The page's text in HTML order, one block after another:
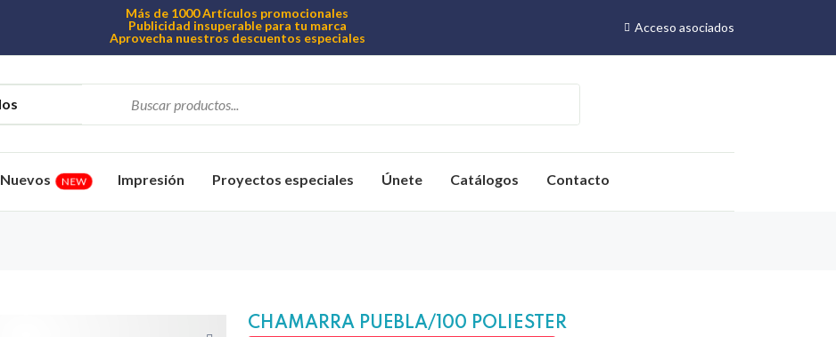
Más de 1000 Artículos promocionales
Publicidad insuperable para tu marca
Aprovecha nuestros descuentos especiales
Acceso asociados
Nuevos NEW Impresión Proyectos especiales Únete Catálogos Contacto
CHAMARRA PUEBLA/100 POLIESTER